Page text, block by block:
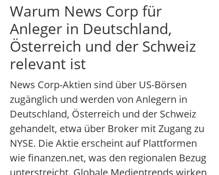
Warum News Corp für
Anleger in Deutschland,
Österreich und der Schweiz
relevant ist
News Corp-Aktien sind über US-Börsen
zugänglich und werden von Anlegern in
Deutschland, Österreich und der Schweiz
gehandelt, etwa über Broker mit Zugang zu
NYSE. Die Aktie erscheint auf Plattformen
wie finanzen.net, was den regionalen Bezug